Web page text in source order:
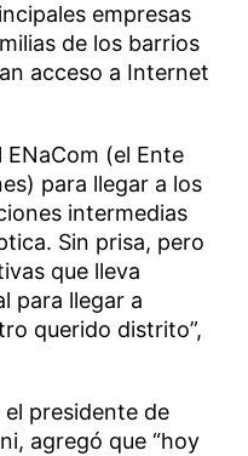
empresas
de los barrios
acceso a Internet
ENaCom (el Ente
para llegar a los
intermedias
Sin prisa, pero
que lleva
para llegar a
querido distrito”,
presidente de
agregó que “hoy